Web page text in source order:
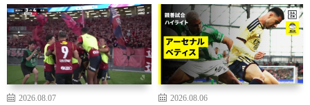
2026.08.07 2026.08.06